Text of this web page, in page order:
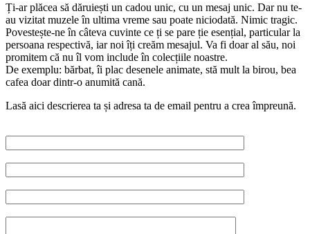
Ți-ar plăcea să dăruiești un cadou unic, cu un mesaj unic. Dar nu te-
au vizitat muzele în ultima vreme sau poate niciodată. Nimic tragic.
Povestește-ne în câteva cuvinte ce ți se pare ție esențial, particular la
persoana respectivă, iar noi îți creăm mesajul. Va fi doar al său, noi
promitem că nu îl vom include în colecțiile noastre.
De exemplu: bărbat, îi plac desenele animate, stă mult la birou, bea
cafea doar dintr-o anumită cană.
Lasă aici descrierea ta și adresa ta de email pentru a crea împreună.